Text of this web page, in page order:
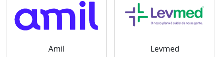
Amil Levmed